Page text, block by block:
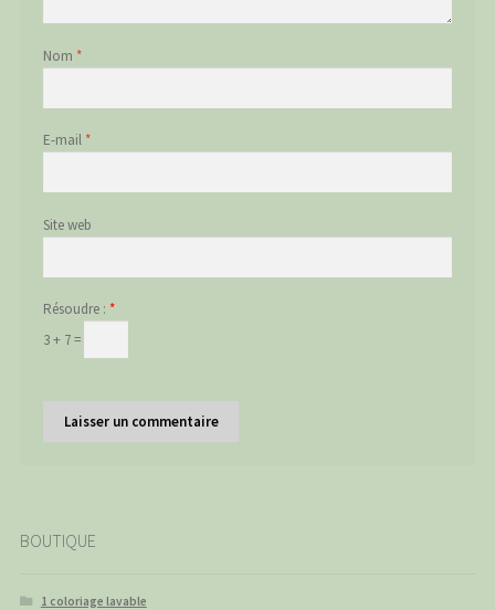
Nom *
E-mail *
Site web
Résoudre : *
3 + 7 =
BOUTIQUE
1 coloriage lavable